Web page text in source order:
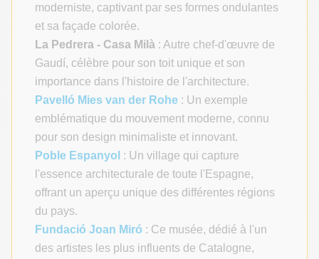
moderniste, captivant par ses formes ondulantes
et sa façade colorée.
La Pedrera - Casa Milà : Autre chef-d'œuvre de
Gaudí, célèbre pour son toit unique et son
importance dans l'histoire de l'architecture.
Pavelló Mies van der Rohe : Un exemple
emblématique du mouvement moderne, connu
pour son design minimaliste et innovant.
Poble Espanyol : Un village qui capture
l'essence architecturale de toute l'Espagne,
offrant un aperçu unique des différentes régions
du pays.
Fundació Joan Miró : Ce musée, dédié à l'un
des artistes les plus influents de Catalogne,